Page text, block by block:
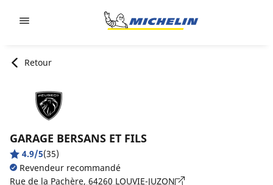
Retour
GARAGE BERSANS ET FILS
4.9/5(35)
Revendeur recommandé
Rue de la Pachère, 64260 LOUVIE-JUZON